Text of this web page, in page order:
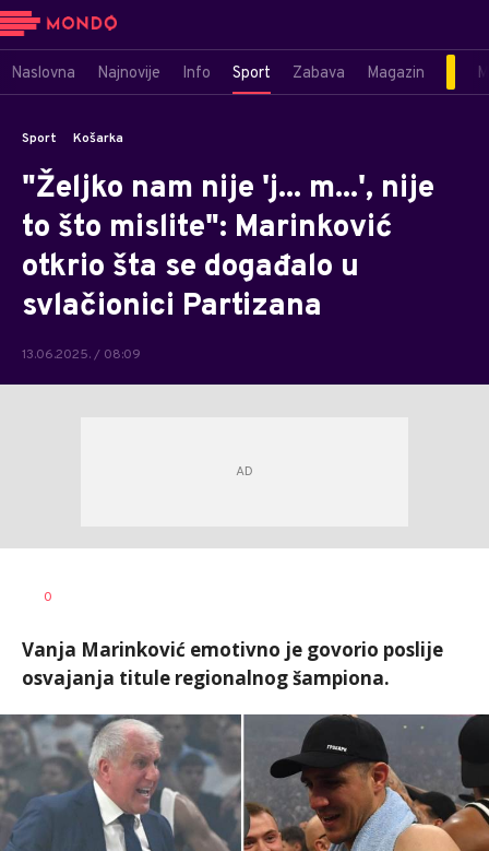
Naslovna Najnovije Info Sport Zabava Magazin
Sport Košarka
"Željko nam nije 'j... m...', nije
to što mislite": Marinković
otkrio šta se događalo u
svlačionici Partizana
13.06.2025. / 08:09
0
Vanja Marinković emotivno je govorio poslije
osvajanja titule regionalnog šampiona.